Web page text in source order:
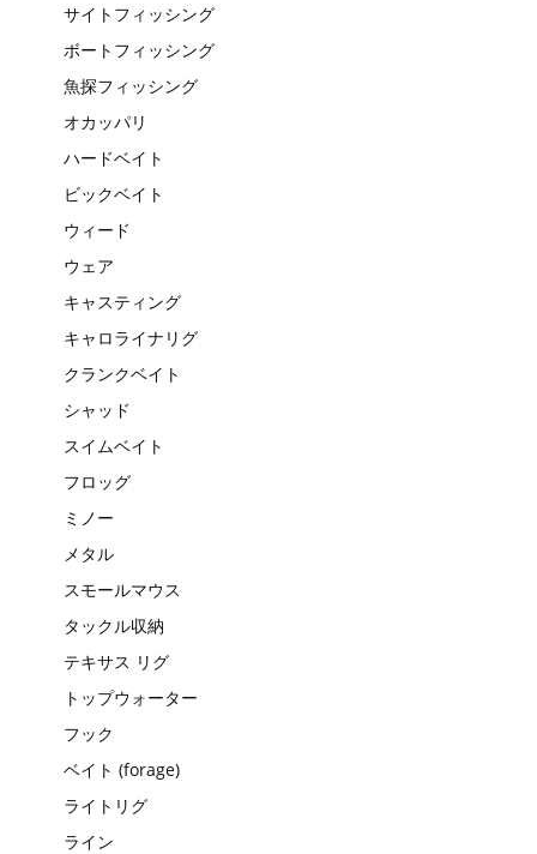
サイトフィッシング
ボートフィッシング
魚探フィッシング
オカッパリ
ハードベイト
ビックベイト
ウィード
ウェア
キャスティング
キャロライナリグ
クランクベイト
シャッド
スイムベイト
フロッグ
ミノー
メタル
スモールマウス
タックル収納
テキサス リグ
トップウォーター
フック
ベイト (forage)
ライトリグ
ライン